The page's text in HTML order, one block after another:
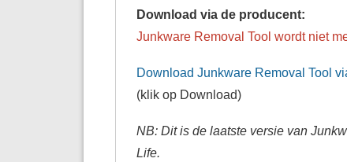
Download via de producent:
Junkware Removal Tool wordt niet
Download Junkware Removal Tool
(klik op Download)
NB: Dit is de laatste versie van
Life.